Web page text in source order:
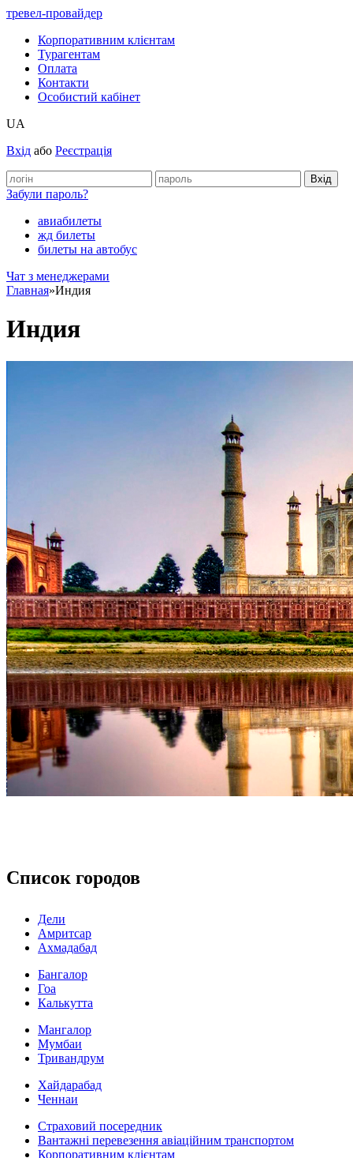
тревел-провайдер
Корпоративним клієнтам
Турагентам
Оплата
Контакти
Особистий кабінет
UA
Вхід або Реєстрація
Забули пароль?
авиабилеты
жд билеты
билеты на автобус
Чат з менеджерами
Главная»Индия
Индия
Список городов
Дели
Амритсар
Ахмадабад
Бангалор
Гоа
Калькутта
Мангалор
Мумбаи
Тривандрум
Хайдарабад
Ченнаи
Страховий посередник
Вантажні перевезення авіаційним транспортом
Корпоративним клієнтам